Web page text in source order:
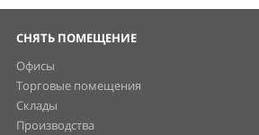
СНЯТЬ ПОМЕЩЕНИЕ
Офисы
Торговые помещения
Склады
Производства